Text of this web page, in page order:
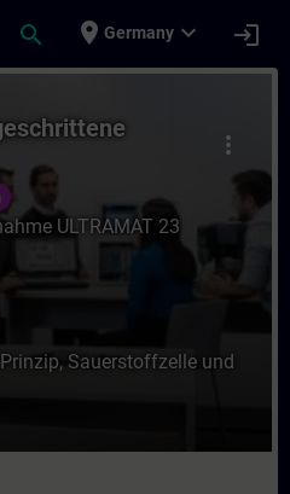
search place Germany expand_more login
Fortgeschrittene
more_vert
ULTRAMAT 23
Sauerstoffzelle und